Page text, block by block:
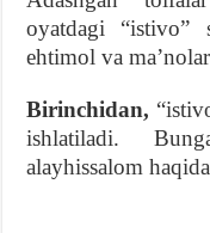
oyatdagi “istivo”
ehtimol va
Birinchidan,
ishlatiladi.
alayhissalom